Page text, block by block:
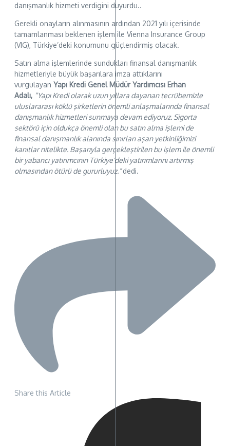
danışmanlık hizmeti verdigini duyurdu..
Gerekli onayların alınmasının ardından 2021 yılı içerisinde
tamamlanması beklenen işlem ile Vienna Insurance Group
(VIG), Türkiye’deki konumunu güçlendirmiş olacak.
Satın alma işlemlerinde sundukları finansal danışmanlık
hizmetleriyle büyük başarılara imza attıklarını
vurgulayan Yapı Kredi Genel Müdür Yardımcısı Erhan
Adalı, “Yapı Kredi olarak uzun yıllara dayanan tecrübemizle
uluslararası köklü şirketlerin önemli anlaşmalarında finansal
danışmanlık hizmetleri sunmaya devam ediyoruz. Sigorta
sektörü için oldukça önemli olan bu satın alma işlemi de
finansal danışmanlık alanında sınırları aşan yetkinliğimizi
kanıtlar nitelikte. Başarıyla gerçekleştirilen bu işlem ile önemli
bir yabancı yatırımcının Türkiye’deki yatırımlarını artırmış
olmasından ötürü de gururluyuz.”dedi.
Share this Article